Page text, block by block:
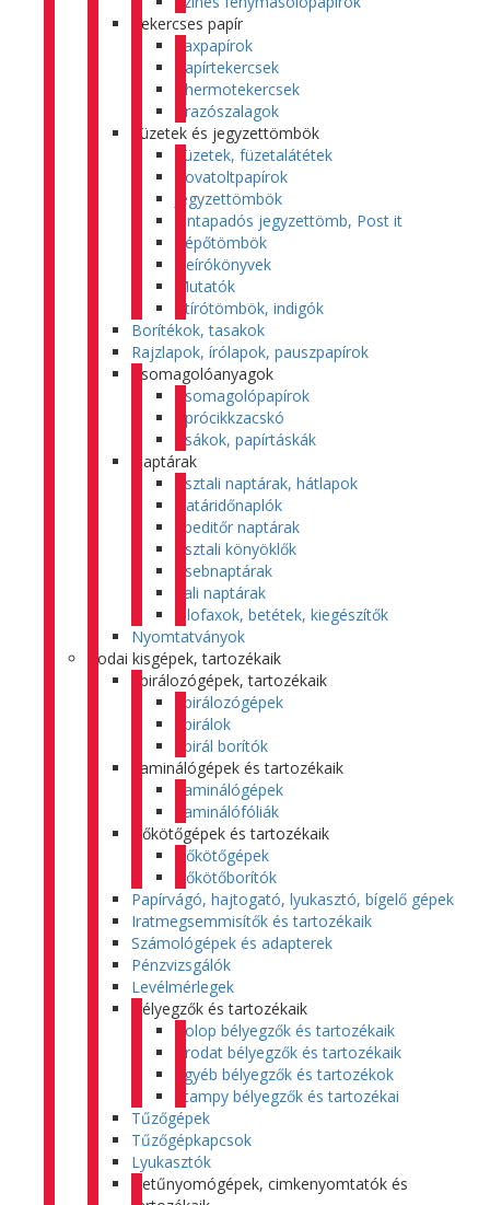
Tekercses papír
Faxpapírok
Papírtekercsek
Thermotekercsek
Árazószalagok
Füzetek és jegyzettömbök
Füzetek, füzetalátétek
Rovatoltpapírok
Jegyzettömbök
Öntapadós jegyzettömb, Post it
Tépőtömbök
Beírókönyvek
Mutatók
Átírótömbök, indigók
Borítékok, tasakok
Rajzlapok, írólapok, pauszpapírok
Csomagolóanyagok
Csomagolópapírok
Aprócikkzacskó
Zsákok, papírtáskák
Naptárak
Asztali naptárak, hátlapok
Határidőnaplók
Speditőr naptárak
Asztali könyöklők
Zsebnaptárak
Fali naptárak
Filofaxok, betétek, kiegészítők
Nyomtatványok
Irodai kisgépek, tartozékaik
Spirálozógépek, tartozékaik
Spirálozógépek
Spirálok
Spirál borítók
Laminálógépek és tartozékaik
Laminálógépek
Laminálófóliák
Hőkötőgépek és tartozékaik
Hőkötőgépek
Hőkötőborítók
Papírvágó, hajtogató, lyukasztó, bígelő gépek
Iratmegsemmisítők és tartozékaik
Számológépek és adapterek
Pénzvizsgálók
Levélmérlegek
Bélyegzők és tartozékaik
Colop bélyegzők és tartozékaik
Trodat bélyegzők és tartozékaik
Egyéb bélyegzők és tartozékok
Stampy bélyegzők és tartozékai
Tűzőgépek
Tűzőgépkapcsok
Lyukasztók
Betűnyomógépek, cimkenyomtatók és